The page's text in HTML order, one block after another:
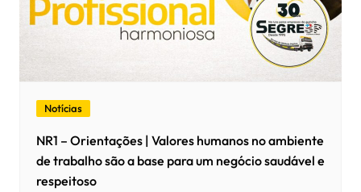
Notícias
NR1 – Orientações | Valores humanos no ambiente
de trabalho são a base para um negócio saudável e
respeitoso